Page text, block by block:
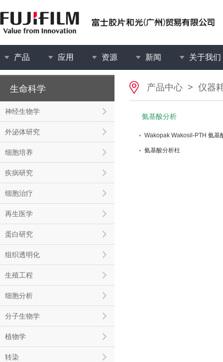
产品 应用 资源 新闻 关于我们
生命科学
神经生物学
外泌体研究
细胞培养
疾病研究
细胞治疗
再生医学
蛋白研究
组织透明化
生殖工程
细胞分析
分子生物学
植物学
转染
产品中心 > 仪器
氨基酸分析
Wakopak Wakosil-PTH 氨基
氨基酸分析柱